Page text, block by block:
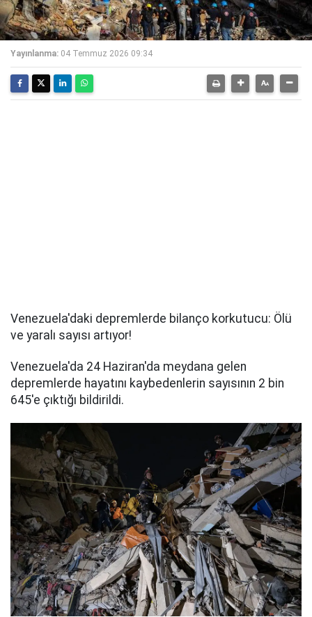
Yayınlanma: 04 Temmuz 2026 09:34
Venezuela'daki depremlerde bilanço korkutucu: Ölü
ve yaralı sayısı artıyor!
Venezuela'da 24 Haziran'da meydana gelen
depremlerde hayatını kaybedenlerin sayısının 2 bin
645'e çıktığı bildirildi.